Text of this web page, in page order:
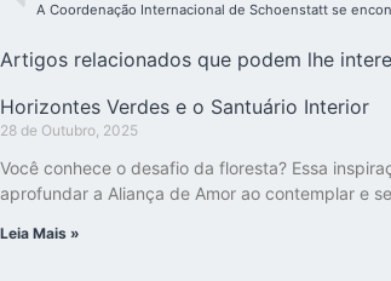
A Coordenação Internacional de Schoenstatt se
Artigos relacionados que podem lhe
Horizontes Verdes e o Santuário Interior
28 de Outubro, 2025
Você conhece o desafio da floresta? Essa
aprofundar a Aliança de Amor ao contemplar e
Leia Mais »